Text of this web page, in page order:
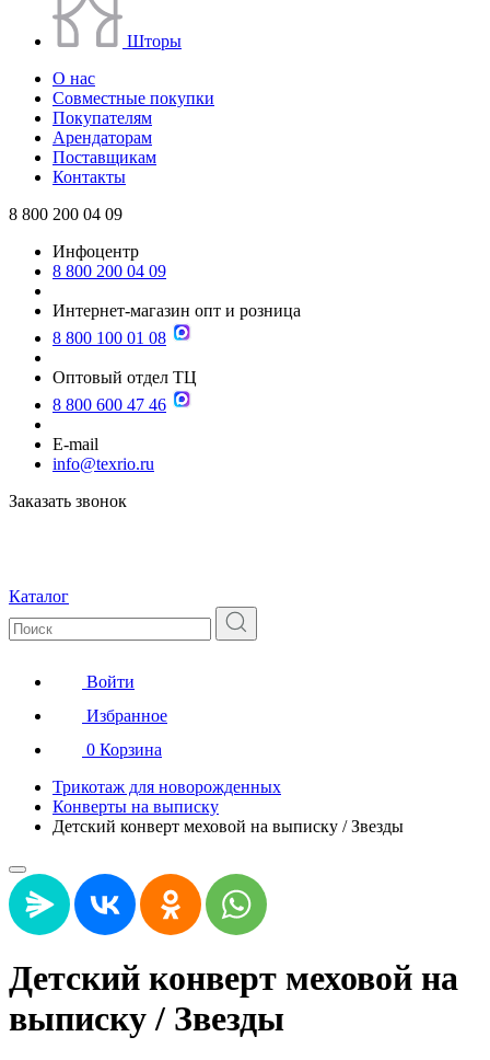
Шторы
О нас
Совместные покупки
Покупателям
Арендаторам
Поставщикам
Контакты
8 800 200 04 09
Инфоцентр
8 800 200 04 09
Интернет-магазин опт и розница
8 800 100 01 08
Оптовый отдел ТЦ
8 800 600 47 46
E-mail
info@texrio.ru
Заказать звонок
Каталог
Войти
Избранное
0 Корзина
Трикотаж для новорожденных
Конверты на выписку
Детский конверт меховой на выписку / Звезды
Детский конверт меховой на
выписку / Звезды